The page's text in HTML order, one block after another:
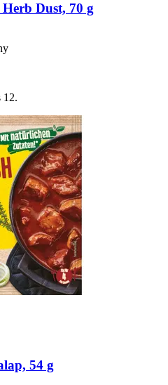
Dust, 70 g
12.
54 g